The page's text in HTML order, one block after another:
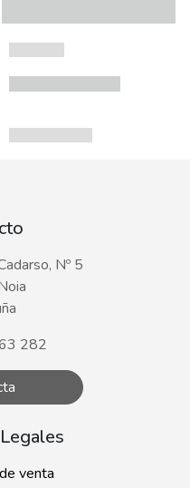
Nº 5
282
venta